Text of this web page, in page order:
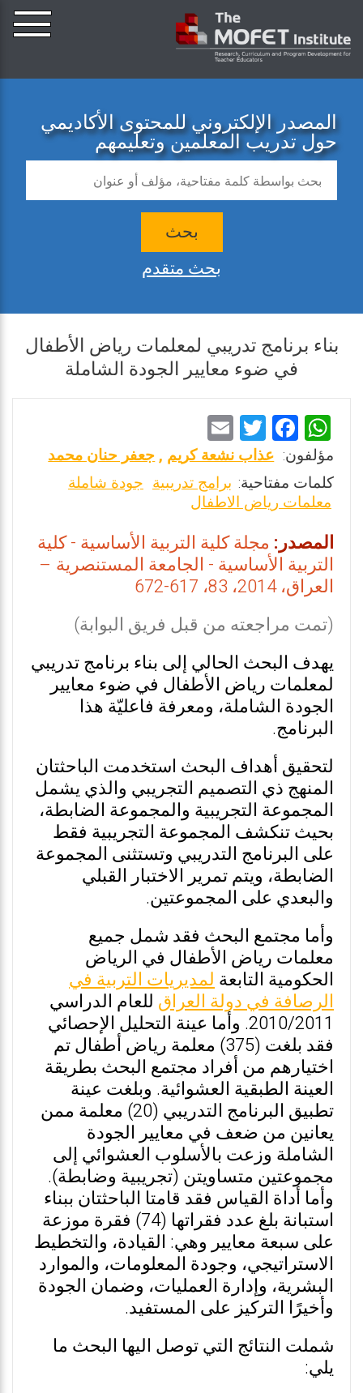
المصدر الإلكتروني للمحتوى الأكاديمي
حول تدريب المعلمين وتعليمهم
بحث
بحث متقدم
بناء برنامج تدريبي لمعلمات رياض الأطفال
في ضوء معايير الجودة الشاملة
W
h
at
s
A
p
p
F
a
ce
b
o
k
T
wi
tt
er
m
ai
l
مؤلفون: عذاب نشعة كريم ,جعفر حنان محمد
كلمات مفتاحية: برامج تدريبية جودة شاملة
معلمات رياض الاطفال
المصدر: مجلة كلية التربية الأساسية - كلية
التربية الأساسية - الجامعة المستنصرية –
العراق، 2014، 83، 617-672
(تمت مراجعته من قبل فريق البوابة)
يهدف البحث الحالي إلى بناء برنامج تدريبي
لمعلمات رياض الأطفال في ضوء معايير
الجودة الشاملة، ومعرفة فاعليّة هذا
البرنامج.
لتحقيق أهداف البحث استخدمت الباحثتان
المنهج ذي التصميم التجريبي والذي يشمل
المجموعة التجريبية والمجموعة الضابطة،
بحيث تنكشف المجموعة التجريبية فقط
على البرنامج التدريبي وتستثنى المجموعة
الضابطة، ويتم تمرير الاختبار القبلي
والبعدي على المجموعتين.
وأما مجتمع البحث فقد شمل جميع
معلمات رياض الأطفال في الرياض
الحكومية التابعةلمديريات التربية في
الرصافة في دولة العراق للعام الدراسي
2010/2011. وأما عينة التحليل الإحصائي
فقد بلغت (375) معلمة رياض أطفال تم
اختيارهم من أفراد مجتمع البحث بطريقة
العينة الطبقية العشوائية. وبلغت عينة
تطبيق البرنامج التدريبي (20) معلمة ممن
يعانين من ضعف في معايير الجودة
الشاملة وزعت بالأسلوب العشوائي إلى
مجموعتين متساويتن (تجريبية وضابطة).
وأما أداة القياس فقد قامتا الباحثتان ببناء
استبانة بلغ عدد فقراتها (74) فقرة موزعة
على سبعة معايير وهي: القيادة، والتخطيط
الاستراتيجي، وجودة المعلومات، والموارد
البشرية، وإدارة العمليات، وضمان الجودة
وأخيرًا التركيز على المستفيد.
شملت النتائج التي توصل اليها البحث ما
يلي: